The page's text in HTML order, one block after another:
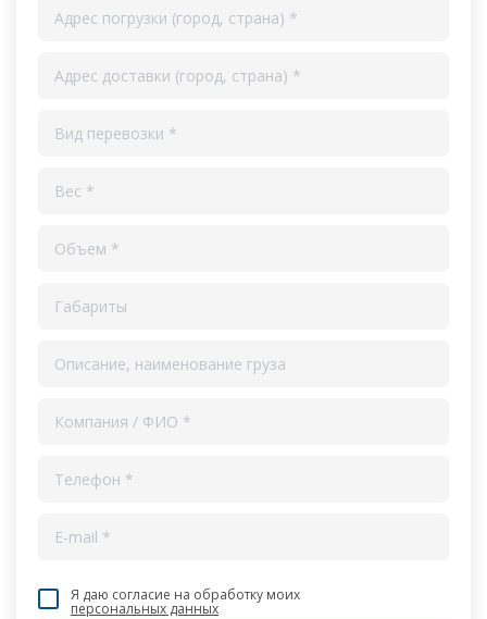
Я даю согласие на обработку моих
персональных данных